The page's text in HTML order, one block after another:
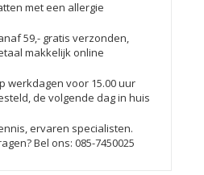
met een allergie
59,- gratis verzonden,
makkelijk online
werkdagen voor 15.00 uur
de volgende dag in huis
ervaren specialisten.
Bel ons: 085-7450025